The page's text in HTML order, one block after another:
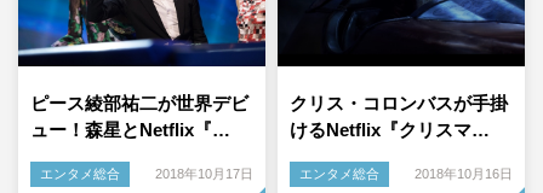
ピース綾部祐二が世界デビ
ュー！森星とNetflix『…
エンタメ総合 2018年10月17日
クリス・コロンバスが手掛
けるNetflix『クリスマ…
エンタメ総合 2018年10月16日